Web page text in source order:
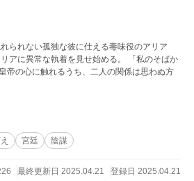
られない孤独な彼に仕える毒味役のアリア
アに異常な執着を見せ始める。 「私のそばか
の心に触れるうち、二人の関係は思わぬ方
宮廷 陰謀
最終更新日 2025.04.21 登録日 2025.04.21